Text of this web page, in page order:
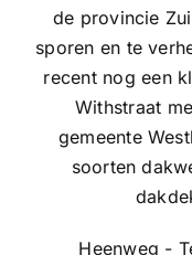
de provincie
sporen en te
recent nog een
Withstraat
gemeente
soorten
Heenweg -